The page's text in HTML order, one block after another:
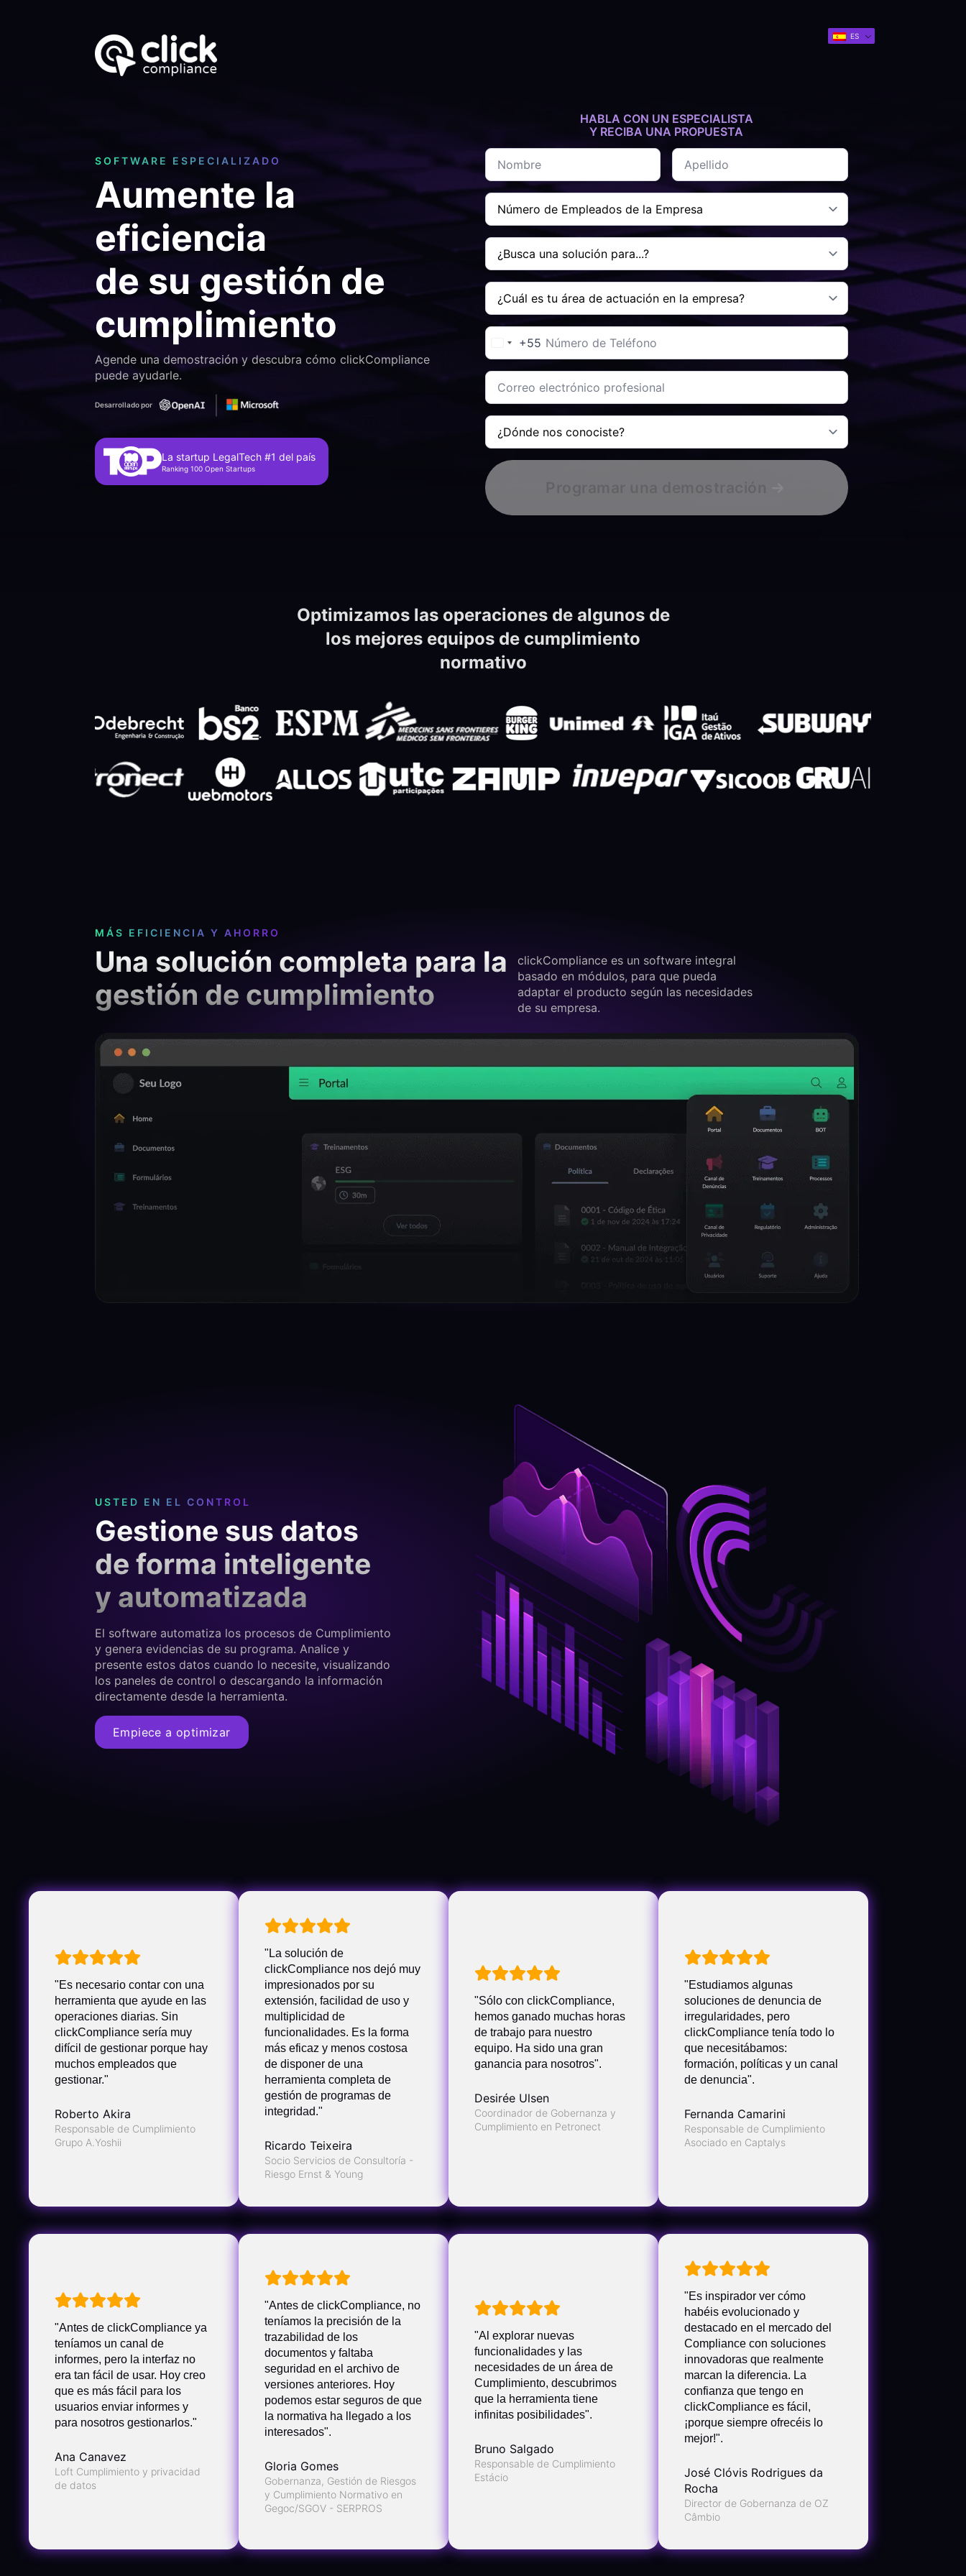
ES
SOFTWARE ESPECIALIZADO
Aumente la
eficiencia
de su gestión de
cumplimiento
Agende una demostración y descubra cómo clickCompliance
puede ayudarle.
Desarrollado por
La startup LegalTech #1 del país
Ranking 100 Open Startups
HABLA CON UN ESPECIALISTA
Y RECIBA UNA PROPUESTA
Nombre
Apellido
Número
Colaboradores
la
Empresa
*
Buscas
una
solución
*
¿Tu
área
de
especialización
en
empresa?
*
Teléfono
+55
Correo
electrónico
corporativo
¿Dónde
nos
conoció?
Optimizamos las operaciones de algunos de
los mejores equipos de cumplimiento
normativo
MÁS EFICIENCIA Y AHORRO
Una solución completa para la
gestión de cumplimiento
clickCompliance es un software integral
basado en módulos, para que pueda
adaptar el producto según las necesidades
de su empresa.
USTED EN EL CONTROL
Gestione sus datos
de forma inteligente
y automatizada
El software automatiza los procesos de Cumplimiento
y genera evidencias de su programa. Analice y
presente estos datos cuando lo necesite, visualizando
los paneles de control o descargando la información
directamente desde la herramienta.
Empiece a optimizar
"Es necesario contar con una
herramienta que ayude en las
operaciones diarias. Sin
clickCompliance sería muy
difícil de gestionar porque hay
muchos empleados que
gestionar."
Roberto Akira
Responsable de Cumplimiento
Grupo A.Yoshii
"La solución de
clickCompliance nos dejó muy
impresionados por su
extensión, facilidad de uso y
multiplicidad de
funcionalidades. Es la forma
más eficaz y menos costosa
de disponer de una
herramienta completa de
gestión de programas de
integridad."
Ricardo Teixeira
Socio Servicios de Consultoría -
Riesgo Ernst & Young
"Sólo con clickCompliance,
hemos ganado muchas horas
de trabajo para nuestro
equipo. Ha sido una gran
ganancia para nosotros".
Desirée Ulsen
Coordinador de Gobernanza y
Cumplimiento en Petronect
"Estudiamos algunas
soluciones de denuncia de
irregularidades, pero
clickCompliance tenía todo lo
que necesitábamos:
formación, políticas y un canal
de denuncia".
Fernanda Camarini
Responsable de Cumplimiento
Asociado en Captalys
"Antes de clickCompliance ya
teníamos un canal de
informes, pero la interfaz no
era tan fácil de usar. Hoy creo
que es más fácil para los
usuarios enviar informes y
para nosotros gestionarlos."
Ana Canavez
Loft Cumplimiento y privacidad
de datos
"Antes de clickCompliance, no
teníamos la precisión de la
trazabilidad de los
documentos y faltaba
seguridad en el archivo de
versiones anteriores. Hoy
podemos estar seguros de que
la normativa ha llegado a los
interesados".
Gloria Gomes
Gobernanza, Gestión de Riesgos
y Cumplimiento Normativo en
Gegoc/SGOV - SERPROS
"Al explorar nuevas
funcionalidades y las
necesidades de un área de
Cumplimiento, descubrimos
que la herramienta tiene
infinitas posibilidades".
Bruno Salgado
Responsable de Cumplimiento
Estácio
"Es inspirador ver cómo
habéis evolucionado y
destacado en el mercado del
Compliance con soluciones
innovadoras que realmente
marcan la diferencia. La
confianza que tengo en
clickCompliance es fácil,
¡porque siempre ofrecéis lo
mejor!".
José Clóvis Rodrigues da
Rocha
Director de Gobernanza de OZ
Câmbio